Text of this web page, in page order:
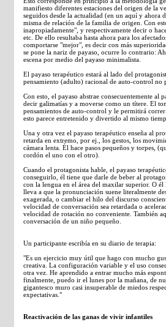
manifiesto diferentes estaciones del origen de la
seguidos desde la actualidad (en un aquí y ahora
misma de relación de la familia de origen. Con
inapropiadamente", y respectivamente decir o
etc. De ello resultaba hasta ahora para los
comportarse "mejor", es decir con más
se pone la nariz de payaso, ocurre lo contrario:
escena por medio del payaso minimalista.
El payaso terapéutico estará al lado del
pensamiento (adulto) racional de auto-control no
Con esto, el payaso abstrae consecuentemente
decir galimatías y a moverse como un títere. El
pensamientos de auto-control y le permitirá
esto parece entretenido y divertido al mismo
Una y otra vez el payaso terapéutico enseña al
retarda en extremo, por ej., los gestos, los
cámara lenta. Él hace pasos pequeños y torpes,
cordón el uno con el otro).
Cuando el protagonista hable, el payaso
conseguirlo, él tiene que darle de beber al
con la lengua en el área del maxilar superior. O
lleva a que la pronunciación suene literalmente
exagerada, o cambiar el hilo del discurso
velocidad de conversación sea retardada o
velocidad de rotación no conveniente. También
conversación de un niño pequeño.
Un participante escribía en su diario de terapia:
"Es un ejercicio muy útil que hago con mucho
creativa. La configuración variable y el uso
otra vez. He aprendido a entrar mucho más
finalmente, puedo ir el lunes por la mañana, de
gigantesco muro casi insuperable de miedos
expectativas."
Reactivación de las ganas de vivir infantiles